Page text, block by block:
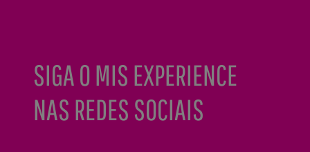
SIGA O MIS EXPERIENCE
NAS REDES SOCIAIS